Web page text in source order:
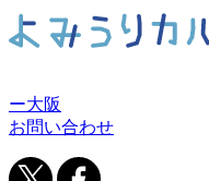
ー大阪
お問い合わせ